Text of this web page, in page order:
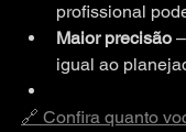
profissional
Maior precisão
igual ao
🔗 Confira quanto